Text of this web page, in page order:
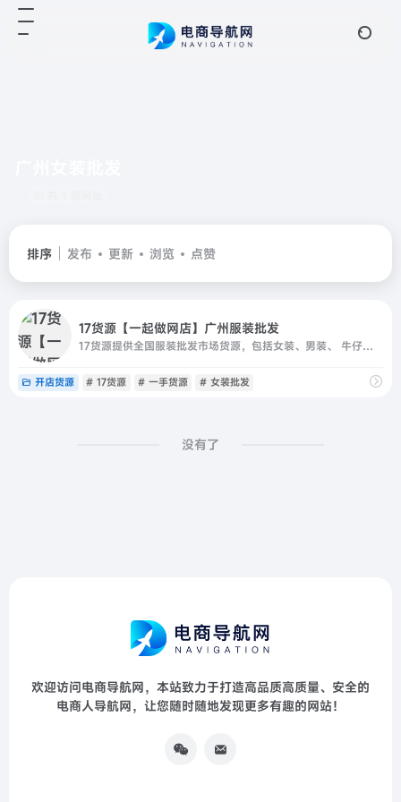
排序 发布 更新 浏览 点赞
17货源【一起做网店】广州服装批发
17货源提供全国服装批发市场货源，包括女装、男装、 牛仔裤、女鞋等一手服装货源，一件起批并支持一件代发，是淘宝卖家微商开店拿货首选，采购进货批发找货源上17网。
开店货源 # 17货源 # 一手货源 # 女装批发
没有了
欢迎访问电商导航网，本站致力于打造高品质高质量、安全的
电商人导航网，让您随时随地发现更多有趣的网站！